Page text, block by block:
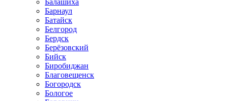
Балашиха
Барнаул
Батайск
Белгород
Бердск
Берёзовский
Бийск
Биробиджан
Благовещенск
Богородск
Бологое